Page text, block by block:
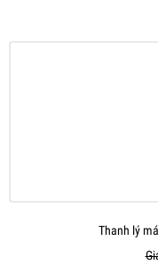
Thanh lý